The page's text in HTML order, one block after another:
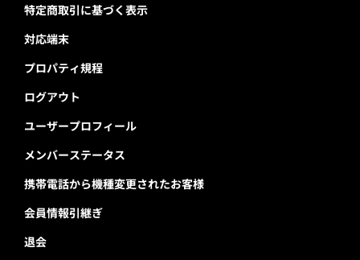
特定商取引に基づく表示
対応端末
プロパティ規程
ログアウト
ユーザープロフィール
メンバーステータス
携帯電話から機種変更されたお客様
会員情報引継ぎ
退会